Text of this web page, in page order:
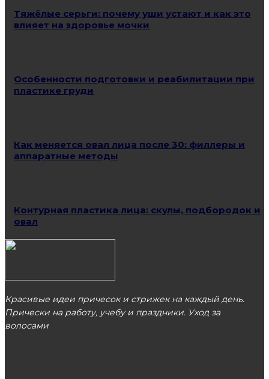
Тяжёлые серьги: почему уши устают и как это
влияет на здоровье мочки
Особенности подготовки и реабилитации при
пластике груди
Как меняется овал лица после 30: филлеры и
аппаратные методы
Контурная пластика лица: скулы, подбородок и
овал
Красивые идеи причесок и стрижек на каждый день.
Прически на работу, учебу и праздники. Уход за
волосами